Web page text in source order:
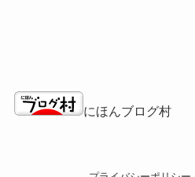
にほんブログ村